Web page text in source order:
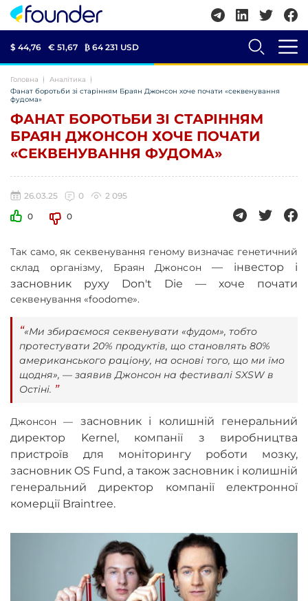
$ 44,76 € 51,67 ₿ 64 231 USD
Головна
Аналітика
Фанат боротьби зі старінням Браян Джонсон хоче почати «секвенування
фудома»
ФАНАТ БОРОТЬБИ ЗІ СТАРІННЯМ
БРАЯН ДЖОНСОН ХОЧЕ ПОЧАТИ
«СЕКВЕНУВАННЯ ФУДОМА»
26.03.25 0
2 095
0
0
Так само, як секвенування геному визначає генетичний
склад організму, Браян Джонсон— інвестор і
засновник руху Don't Die — хоче почати
секвенування «foodome».
«Ми збираємося секвенувати «фудом», тобто
протестувати 20% продуктів, що становлять 80%
американського раціону, на основі того, що ми їмо
щодня», — заявив Джонсон на фестивалі SXSW в
Остіні.
Джонсон — засновник і колишній генеральний
директор Kernel, компанії з виробництва
пристроїв для моніторингу роботи мозку,
засновник OS Fund, а також засновник і колишній
генеральний директор компанії електронної
комерції Braintree.